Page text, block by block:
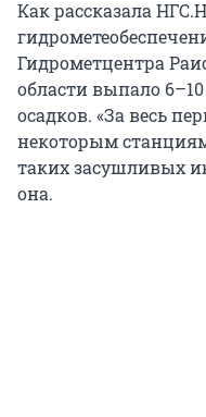
Как рассказала
Гидрометцентра
области выпало
осадков. «За весь
некоторым станциям
таких засушливых
она.